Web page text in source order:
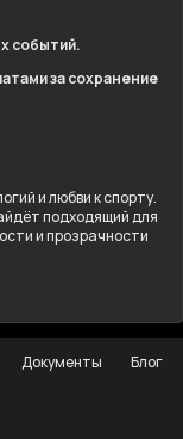
событий.
за сохранение
и любви к спорту.
подходящий для
и прозрачности
Документы
Блог